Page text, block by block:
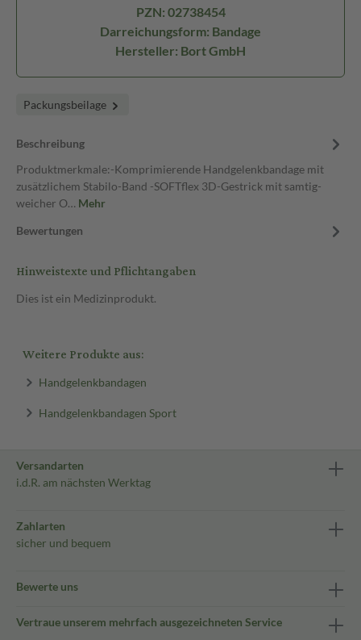
PZN: 02738454
Darreichungsform: Bandage
Hersteller: Bort GmbH
Packungsbeilage
Beschreibung
Produktmerkmale:-Komprimierende Handgelenkbandage mit
zusätzlichem Stabilo-Band -SOFTflex 3D-Gestrick mit samtig-
weicher O… Mehr
Bewertungen
Hinweistexte und Pflichtangaben
Dies ist ein Medizinprodukt.
Weitere Produkte aus:
Handgelenkbandagen
Handgelenkbandagen Sport
Versandarten
i.d.R. am nächsten Werktag
Zahlarten
sicher und bequem
Bewerte uns
Vertraue unserem mehrfach ausgezeichneten Service